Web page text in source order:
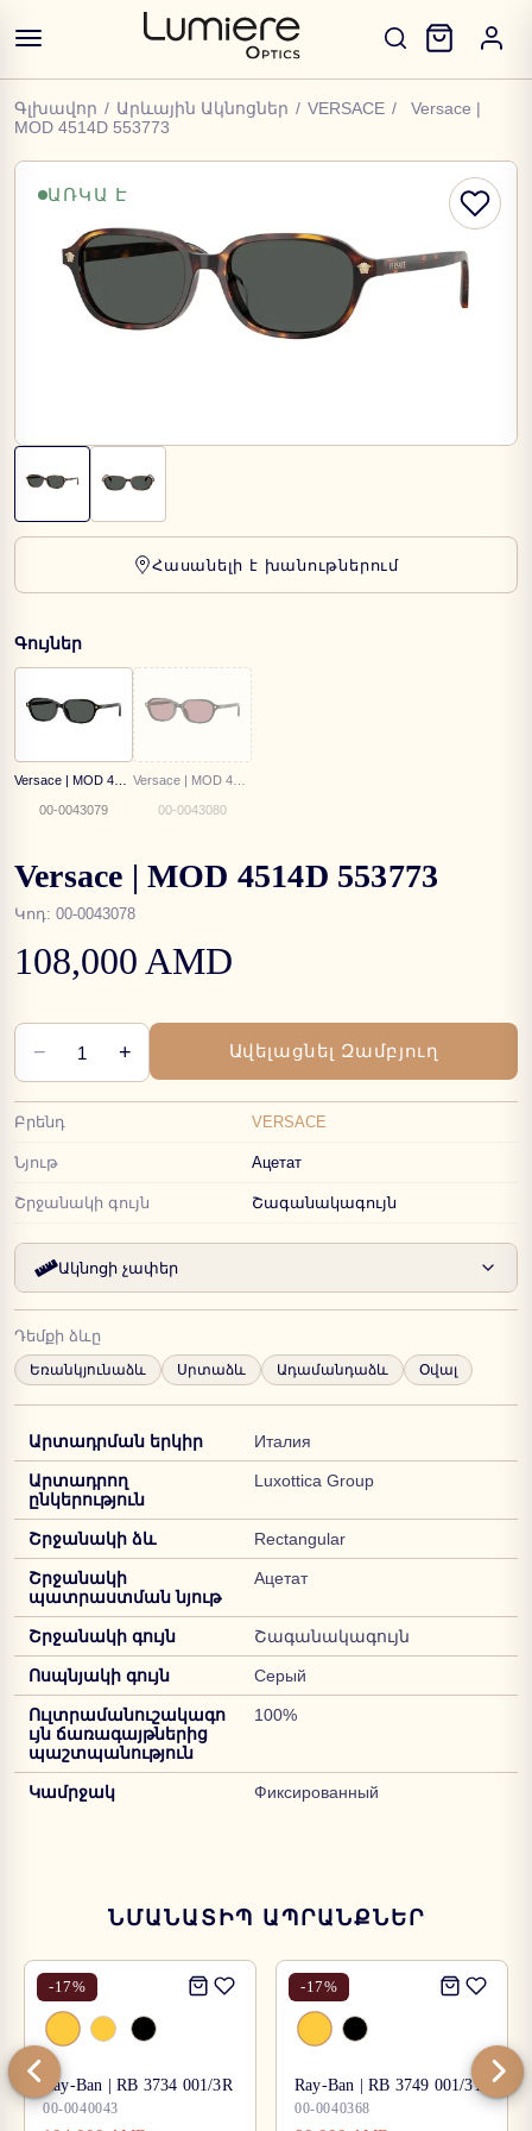
Գլխավոր / Արևային Ակնոցներ / VERSACE /
Versace |
MOD 4514D 553773
ԱՌԿԱ Է
Հասանելի է խանութներում
Գույներ
00-0043079 00-0043080
Versace | MOD 4514D 553773
Կոդ: 00-0043078
108,000 AMD
− 1 + Ավելացնել Զամբյուղ
Բրենդ VERSACE
Նյութ Ацетат
Շրջանակի գույն Շագանակագույն
Ակնոցի չափեր
Դեմքի ձևը
Եռանկյունաձև Սրտաձև Ադամանդաձև Օվալ
Արտադրման երկիր Италия
Արտադրող
ընկերություն
Luxottica Group
Շրջանակի ձև Rectangular
Շրջանակի
պատրաստման նյութ
Ацетат
Շրջանակի գույն Շագանակագույն
Ոսպնյակի գույն Серый
Ուլտրամանուշակագո
ւյն ճառագայթներից
պաշտպանություն
100%
Կամրջակ Фиксированный
ՆՄԱՆԱՏԻՊ ԱՊՐԱՆՔՆԵՐ
-17%
Ray-Ban | RB 3734 001/3R
00-0040043
-17%
Ray-Ban | RB 3749 001/31
00-0040368